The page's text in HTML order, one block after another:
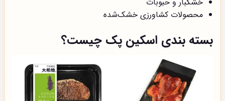
محصولات کشاورزی خشک‌شده
بسته بندی اسکین پک چیست؟